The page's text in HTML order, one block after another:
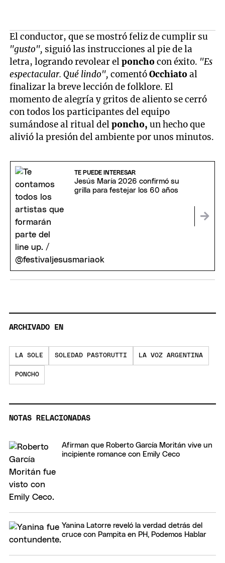
El conductor, que se mostró feliz de cumplir su
"gusto", siguió las instrucciones al pie de la
letra, logrando revolear elponchocon éxito. "Es
espectacular. Qué lindo", comentóOcchiatoal
finalizar la breve lección de folklore. El
momento de alegría y gritos de aliento se cerró
con todos los participantes del equipo
sumándose al ritual delponcho, un hecho que
alivió la presión del ambiente por unos minutos.
TE PUEDE INTERESAR
Jesús María 2026 confirmó su
grilla para festejar los 60 años
ARCHIVADO EN
LA SOLE SOLEDAD PASTORUTTI LA VOZ ARGENTINA
PONCHO
NOTAS RELACIONADAS
Afirman que Roberto García Moritán vive un
incipiente romance con Emily Ceco
Yanina Latorre reveló la verdad detrás del
cruce con Pampita en PH, Podemos Hablar